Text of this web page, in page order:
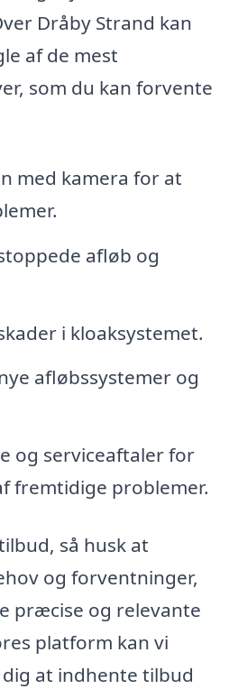
Dråby Strand kan
af de mest
som du kan forvente
med kamera for at
afløb og
i kloaksystemet.
afløbssystemer og
og serviceaftaler for
fremtidige problemer.
så husk at
og forventninger,
præcise og relevante
platform kan vi
at indhente tilbud